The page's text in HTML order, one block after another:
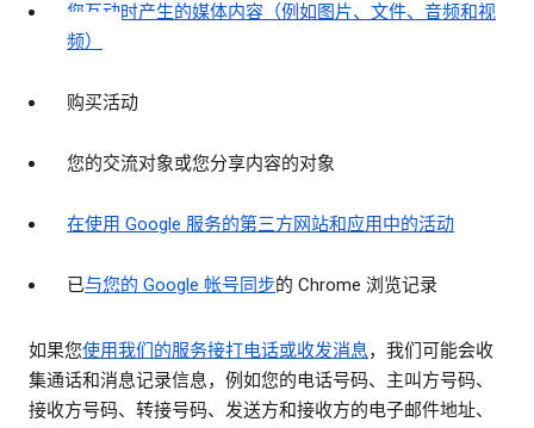
您互动时产生的媒体内容（例如图片、文件、音频和视
频）
购买活动
您的交流对象或您分享内容的对象
在使用 Google 服务的第三方网站和应用中的活动
已与您的 Google 帐号同步的 Chrome 浏览记录
如果您使用我们的服务接打电话或收发消息，我们可能会收
集通话和消息记录信息，例如您的电话号码、主叫方号码、
接收方号码、转接号码、发送方和接收方的电子邮件地址、